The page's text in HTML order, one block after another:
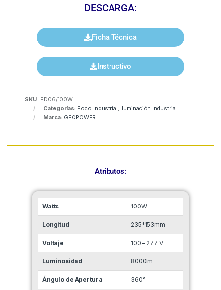
DESCARGA:
Ficha Técnica
Instructivo
SKU LED06/100W
Categorías: Foco Industrial, Iluminación Industrial
Marca: GEOPOWER
Atributos:
Watts 100W
Longitud 235*153mm
Voltaje 100 – 277 V
Luminosidad 8000lm
Ángulo de Apertura 360°